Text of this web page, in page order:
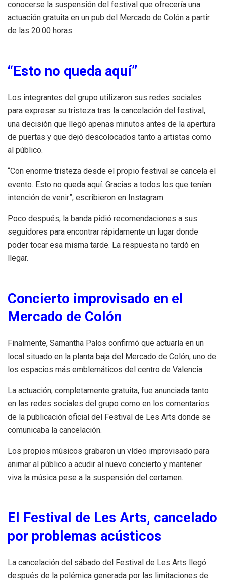
conocerse la suspensión del festival que ofrecería una
actuación gratuita en un pub del Mercado de Colón a partir
de las 20.00 horas.
“Esto no queda aquí”
Los integrantes del grupo utilizaron sus redes sociales
para expresar su tristeza tras la cancelación del festival,
una decisión que llegó apenas minutos antes de la apertura
de puertas y que dejó descolocados tanto a artistas como
al público.
“Con enorme tristeza desde el propio festival se cancela el
evento. Esto no queda aquí. Gracias a todos los que tenían
intención de venir”, escribieron en Instagram.
Poco después, la banda pidió recomendaciones a sus
seguidores para encontrar rápidamente un lugar donde
poder tocar esa misma tarde. La respuesta no tardó en
llegar.
Concierto improvisado en el
Mercado de Colón
Finalmente, Samantha Palos confirmó que actuaría en un
local situado en la planta baja del Mercado de Colón, uno de
los espacios más emblemáticos del centro de Valencia.
La actuación, completamente gratuita, fue anunciada tanto
en las redes sociales del grupo como en los comentarios
de la publicación oficial del Festival de Les Arts donde se
comunicaba la cancelación.
Los propios músicos grabaron un vídeo improvisado para
animar al público a acudir al nuevo concierto y mantener
viva la música pese a la suspensión del certamen.
El Festival de Les Arts, cancelado
por problemas acústicos
La cancelación del sábado del Festival de Les Arts llegó
después de la polémica generada por las limitaciones de